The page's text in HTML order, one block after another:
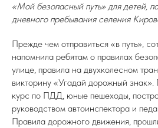
«Мой безопасный путь» для детей,
дневного пребывания селения
Прежде чем отправиться «в путь»,
напомнила ребятам о правилах
улице, правила на двухколесном
викторину «Угадай дорожный знак».
курс по ПДД, юные пешеходы,
руководством автоинспектора и
Правила дорожного движения,